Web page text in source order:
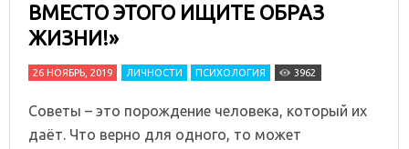
ВМЕСТО ЭТОГО ИЩИТЕ ОБРАЗ
ЖИЗНИ!»
26 НОЯБРЬ, 2019 ЛИЧНОСТИ ПСИХОЛОГИЯ 3962
Советы – это порождение человека, который их
даёт. Что верно для одного, то может